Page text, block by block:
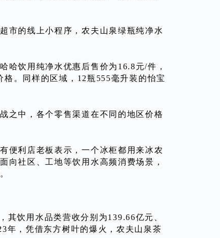
市的线上小程序，农夫山泉绿瓶纯净水
哈饮用纯净水优惠后售价为16.8元/件，
。同样的区域，12瓶555毫升装的怡宝
之中，各个零售渠道在不同的地区价格
便利店老板表示，一个冰柜都用来冰农
向社区、工地等饮用水高频消费场景，
其饮用水品类营收分别为139.66亿元、
年，凭借东方树叶的爆火，农夫山泉茶